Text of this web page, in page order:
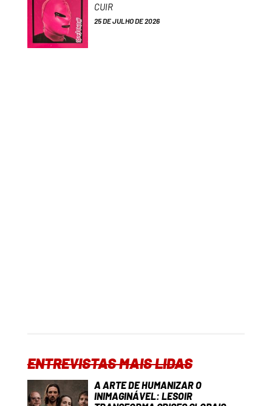
CUIR
25 DE JULHO DE 2026
ENTREVISTAS MAIS LIDAS
A ARTE DE HUMANIZAR O
INIMAGINÁVEL: LESOIR